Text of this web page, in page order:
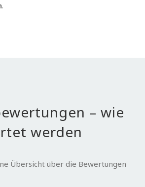
.
– wie
werden
Übersicht über die Bewertungen